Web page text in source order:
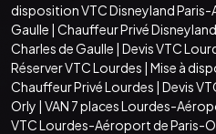
disposition VTC Disneyland
Gaulle | Chauffeur Privé
Charles de Gaulle | Devis VTC
Réserver VTC Lourdes | Mise à
Chauffeur Privé Lourdes | Devis
Orly | VAN 7 places Lourdes-
VTC Lourdes-Aéroport de Paris-